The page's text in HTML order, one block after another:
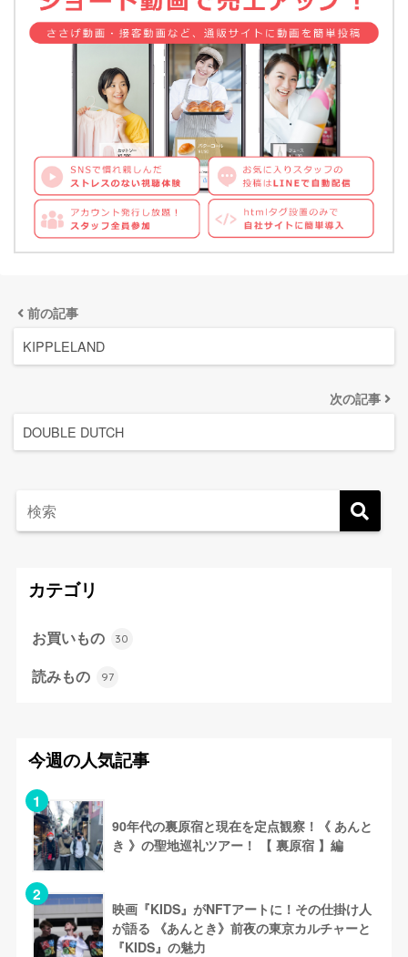
前の記事
KIPPLELAND
次の記事
DOUBLE DUTCH
カテゴリ
お買いもの 30
読みもの 97
今週の人気記事
90年代の裏原宿と現在を定点観察！《 あんと
き 》の聖地巡礼ツアー！ 【 裏原宿 】編
映画『KIDS』がNFTアートに！その仕掛け人
が語る 《あんとき》前夜の東京カルチャーと
『KIDS』の魅力